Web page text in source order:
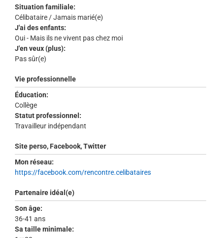
Situation familiale:
Célibataire / Jamais marié(e)
J'ai des enfants:
Oui - Mais ils ne vivent pas chez moi
J'en veux (plus):
Pas sûr(e)
Vie professionnelle
Éducation:
Collège
Statut professionnel:
Travailleur indépendant
Site perso, Facebook, Twitter
Mon réseau:
https://facebook.com/rencontre.celibataires
Partenaire idéal(e)
Son âge:
36-41 ans
Sa taille minimale: